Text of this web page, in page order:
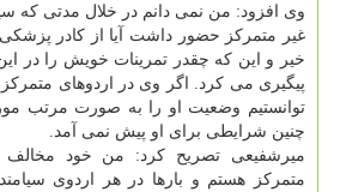
وی افزود: من نمی دانم در خلال مدتی كه
غیر متمركز حضور داشت آیا از كادر
خیر و این كه چقدر تمرینات خویش را در
پیگیری می كرد. اگر وی در اردوهای
توانستیم وضعیت او را به صورت مرتب
چنین شرایطی برای او پیش نمی آمد.
میرشفیعی تصریح كرد: من خود مخالف
متمركز هستم و بارها در هر اردوی